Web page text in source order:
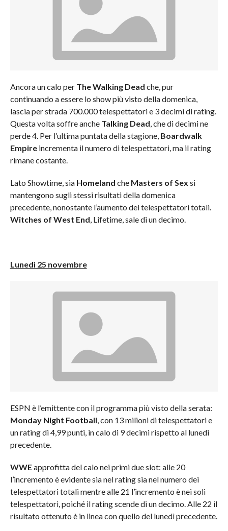
Ancora un calo per The Walking Dead che, pur
continuando a essere lo show più visto della domenica,
lascia per strada 700.000 telespettatori e 3 decimi di rating.
Questa volta soffre anche Talking Dead, che di decimi ne
perde 4. Per l’ultima puntata della stagione,Boardwalk
Empireincrementa il numero di telespettatori, ma il rating
rimane costante.
Lato Showtime, sia Homeland che Masters of Sex si
mantengono sugli stessi risultati della domenica
precedente, nonostante l’aumento dei telespettatori totali.
Witches of West End, Lifetime, sale di un decimo.
Lunedì 25 novembre
ESPN è l’emittente con il programma più visto della serata:
Monday Night Football , con 13 milioni di telespettatori e
un rating di 4,99 punti, in calo di 9 decimi rispetto al lunedì
precedente.
WWEapprofitta del calo nei primi due slot: alle 20
l’incremento è evidente sia nel rating sia nel numero dei
telespettatori totali mentre alle 21 l’incremento è nei soli
telespettatori, poiché il rating scende di un decimo. Alle 22 il
risultato ottenuto è in linea con quello del lunedì precedente.